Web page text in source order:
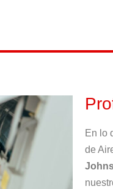
En lo
de